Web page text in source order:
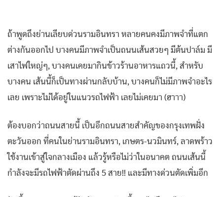
ถ้าพูดถึงย่านเลียบด่วนรามอินทรา หลายคนคงมีภาพจำที่แตก
ต่างกันออกไป บางคนมีภาพจำเป็นถนนเส้นสวยๆ มีต้นปาล์ม มี
เสาไฟใหญ่ๆ, บางคนเคยมากินข้าวร้านอาหารแถวนี้, สำหรับ
บางคน เส้นนี้ก็เป็นทางผ่านกลับบ้าน, บางคนก็ไม่มีภาพจำอะไร
เลย เพราะไม่ได้อยู่ในแนวรถไฟฟ้า เลยไม่เคยมา (ฮาาา)
ต้องบอกว่าถนนสายนี้ เป็นอีกถนนสายสำคัญของกรุงเทพฝั่ง
ตะวันออก ที่คนในย่านรามอินทรา, เกษตร-นวมินทร์, ลาดพร้าว
ใช้งานเข้าสู่ใจกลางเมือง แล้วรู้หรือไม่ว่าในอนาคต ถนนเส้นนี้
กำลังจะมีรถไฟฟ้าตัดผ่านถึง 5 สาย!! และมีทางด่วนตัดเพิ่มอีก